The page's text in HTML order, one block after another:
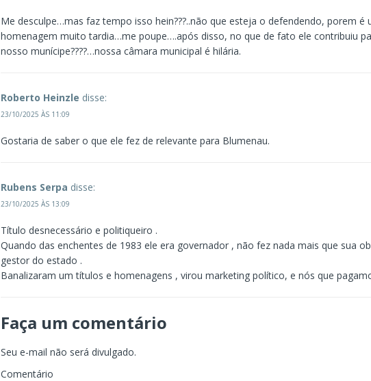
Me desculpe…mas faz tempo isso hein???..não que esteja o defendendo, porem é
homenagem muito tardia…me poupe….após disso, no que de fato ele contribuiu
nosso munícipe????…nossa câmara municipal é hilária.
Roberto Heinzle disse:
23/10/2025 ÀS 11:09
Gostaria de saber o que ele fez de relevante para Blumenau.
Rubens Serpa disse:
23/10/2025 ÀS 13:09
Título desnecessário e politiqueiro .
Quando das enchentes de 1983 ele era governador , não fez nada mais que sua
gestor do estado .
Banalizaram um títulos e homenagens , virou marketing político, e nós que
Faça um comentário
Seu e-mail não será divulgado.
Comentário